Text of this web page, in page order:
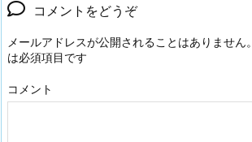
コメントをどうぞ
メールアドレスが公開されることはありません。
は必須項目です
コメント